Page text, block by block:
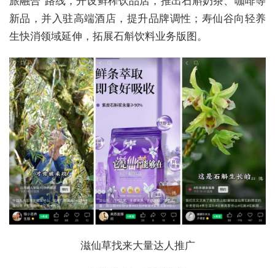
新品，并入驻高端酒店，提升品牌调性；寿仙谷向轻养
生快消领域延伸，拓展石斛饮料业务版图。
滋仙草找来大量达人推广